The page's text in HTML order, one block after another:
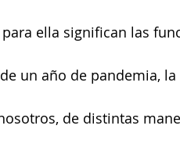
ella significan las
un año de pandemia,
de distintas